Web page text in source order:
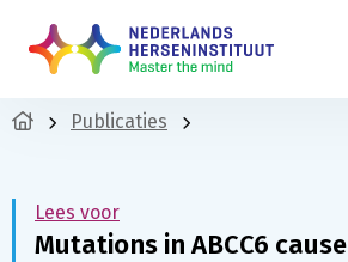
Publicaties
Lees voor
Mutations in ABCC6 cause